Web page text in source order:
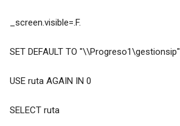
_screen.visible=.F.
SET DEFAULT TO "\\Progreso1\gestionsip"
USE ruta AGAIN IN 0
SELECT ruta